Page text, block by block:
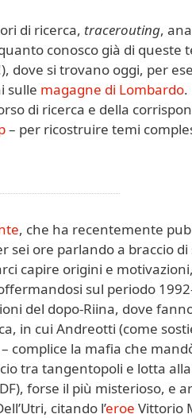
di ricerca, tracerouting,
conosco già di queste
dove si trovano oggi, per
sulle magagne di Lombardo.
di ricerca e della
– per ricostruire temi
, che ha recentemente
sei ore parlando a braccio
capire origini e
sul periodo
del dopo-Riina, dove
in cui Andreotti (come
complice la mafia che
tra tangentopoli e lotta
forse il più misterioso, e
citando l’eroe Vittorio